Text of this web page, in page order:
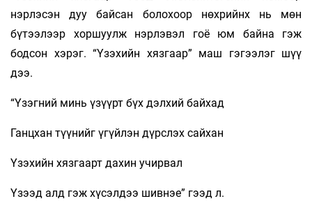
нэрлэсэн дуу байсан болохоор нөхрийнх нь мөн
бүтээлээр хоршуулж нэрлэвэл гоё юм байна гэж
бодсон хэрэг. “Үзэхийн хязгаар” маш гэгээлэг шүү
дээ.
“Үзэгний минь үзүүрт бүх дэлхий байхад
Ганцхан түүнийг үгүйлэн дүрслэх сайхан
Үзэхийн хязгаарт дахин учирвал
Үзээд алд гэж хүсэлдээ шивнэе” гээд л.